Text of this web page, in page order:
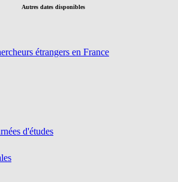
Autres dates disponibles
étrangers en France
d'études